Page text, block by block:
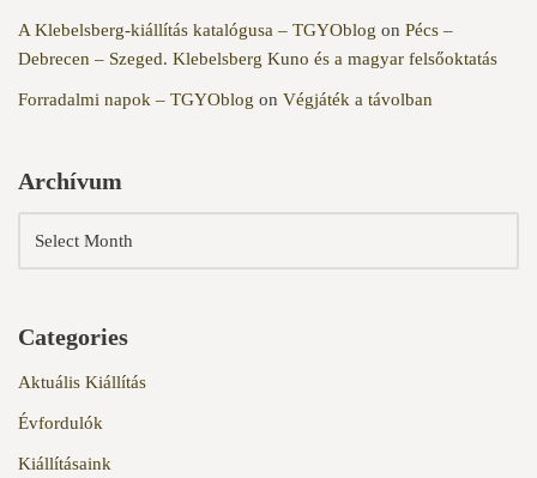
A Klebelsberg-kiállítás katalógusa – TGYOblog on Pécs –
Debrecen – Szeged. Klebelsberg Kuno és a magyar felsőoktatás
Forradalmi napok – TGYOblog on Végjáték a távolban
Archívum
Categories
Aktuális Kiállítás
Évfordulók
Kiállításaink